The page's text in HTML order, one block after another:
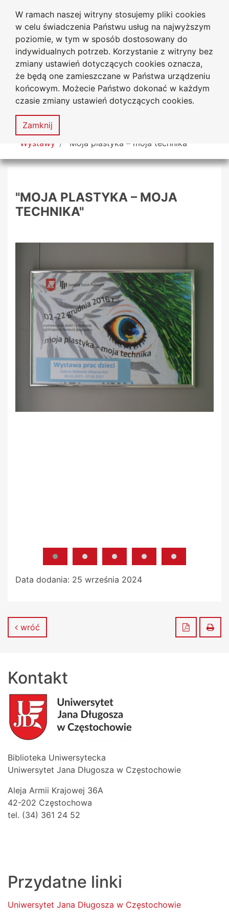
W ramach naszej witryny stosujemy pliki cookies
w celu świadczenia Państwu usług na najwyższym
poziomie, w tym w sposób dostosowany do
indywidualnych potrzeb. Korzystanie z witryny bez
zmiany ustawień dotyczących cookies oznacza,
że będą one zamieszczane w Państwa urządzeniu
końcowym. Możecie Państwo dokonać w każdym
czasie zmiany ustawień dotyczących cookies.
Zamknij
Przejdź do głównego menu
Przejdź do treści
Przejdź do wyszukiwarki
Przejdź do mapy serwisu
Biblioteka Uniwersytecka
Uniwersytetu Jana Długosza
w Częstochowie
Deklaracja
dostępności
Mapa
serwisu
MENU
Tutaj jesteś
Wystawy "Moja plastyka – moja technika"
"MOJA PLASTYKA – MOJA
TECHNIKA"
Data dodania: 25 września 2024
wróć Zapisz do
Kontakt
Biblioteka Uniwersytecka
Uniwersytet Jana Długosza w Częstochowie
Aleja Armii Krajowej 36A
42-202 Częstochowa
tel. (34) 361 24 52
Przydatne linki
Uniwersytet Jana Długosza w Częstochowie